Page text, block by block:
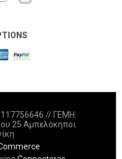
// ΓΕΜΗ:
25 Αμπελόκηποι